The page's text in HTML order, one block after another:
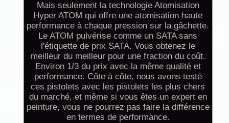
Mais seulement la technologie Atomisation
Hyper ATOM qui offre une atomisation haute
performance à chaque pression sur la gâchette.
Le ATOM pulvérise comme un SATA sans
l'étiquette de prix SATA. Vous obtenez le
meilleur du meilleur pour une fraction du coût.
Environ 1/3 du prix avec la même qualité et
performance. Côte à côte, nous avons testé
ces pistolets avec les pistolets les plus chers
du marché, et même si vous êtes un expert en
peinture, vous ne pourrez pas faire la différence
en termes de performance.